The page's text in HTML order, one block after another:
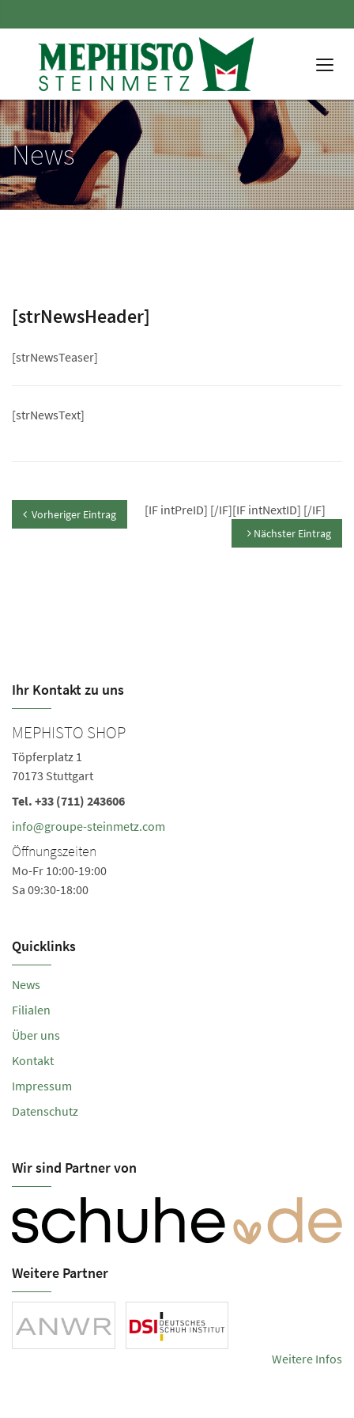
News
[strNewsHeader]
[strNewsTeaser]
[strNewsText]
[IF intPreID]
Vorheriger Eintrag [/IF][IF intNextID]
Nächster Eintrag
[/IF]
Ihr Kontakt zu uns
MEPHISTO SHOP
Töpferplatz 1
70173 Stuttgart
Tel. +33 (711) 243606
info@groupe-steinmetz.com
Öffnungszeiten
Mo-Fr 10:00-19:00
Sa 09:30-18:00
Quicklinks
News
Filialen
Über uns
Kontakt
Impressum
Datenschutz
Wir sind Partner von
Weitere Partner
Weitere Infos